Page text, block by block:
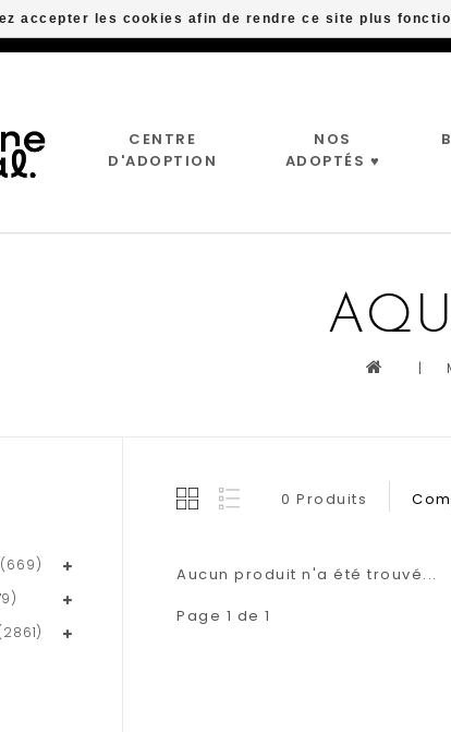
CENTRE
D'ADOPTION
NOS
ADOPTÉS ♥
|
(669)
0 Produits
Aucun produit n'a été trouvé...
Page 1 de 1
accepter les cookies afin de rendre ce site plusLivraison